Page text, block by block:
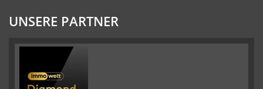
UNSERE PARTNER